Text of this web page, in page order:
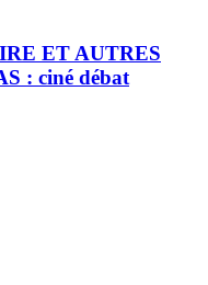
ET AUTRES
: ciné débat